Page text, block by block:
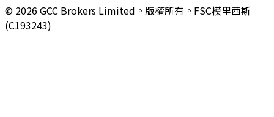
© 2026 GCC Brokers Limited。版權所有。FSC模里西斯
(C193243)